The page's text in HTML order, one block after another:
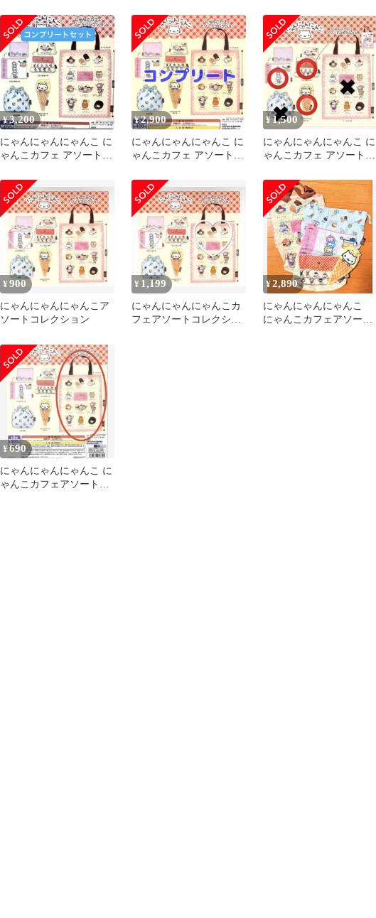
セルトイ
¥3,200
にゃんにゃんにゃんこ に
ゃんこカフェ アソート
¥2,900
にゃんにゃんにゃんこ に
ゃんこカフェ アソートコ
リート
¥1,500
にゃんにゃんにゃんこ に
ゃんこカフェ アソートコ
¥900
にゃんにゃんにゃんこア
ソートコレクション
¥ 1,199
にゃんにゃんにゃんこカ
フェアソートコレクショ
¥2,890
にゃんにゃんにゃんこ
にゃんこカフェアソート
¥690
にゃんにゃんにゃんこ に
ゃんこカフェアソートコ